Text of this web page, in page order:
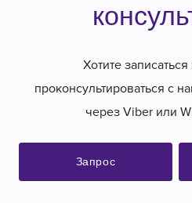
Хотите
проконсультироваться с
через Viber или
Запрос